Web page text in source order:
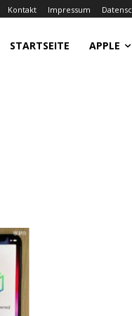
Kontakt Impressum
STARTSEITE APPLE